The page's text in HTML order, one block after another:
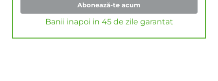
Abonează-te acum
Banii inapoi in 45 de zile garantat